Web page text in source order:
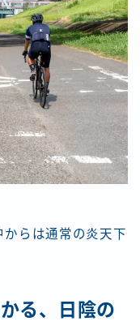
らは通常の炎天下
る、日陰の